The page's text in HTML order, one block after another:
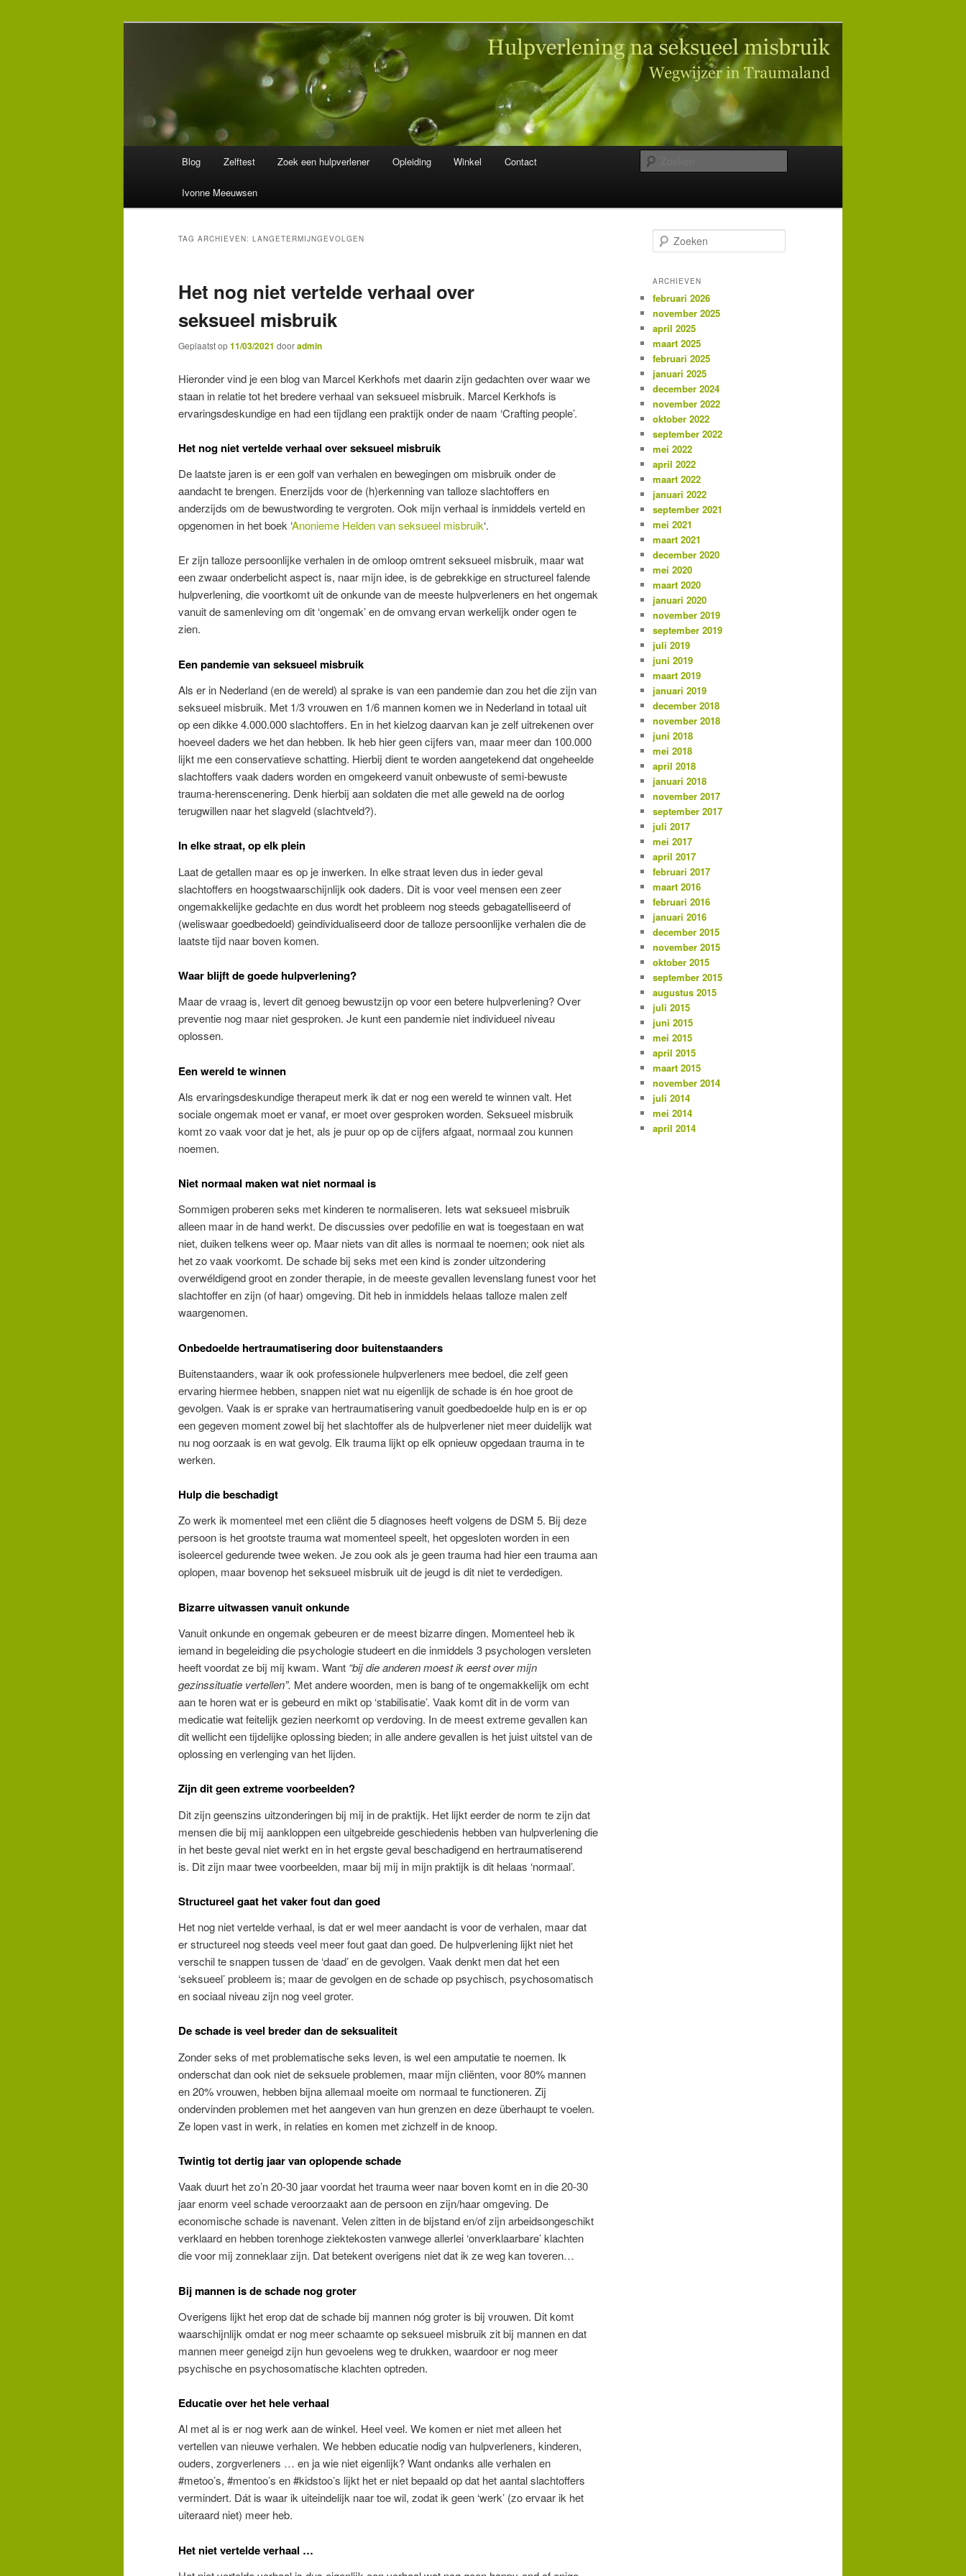
Hulpverlening na seksueel misbruik
Wegwijzer in Traumaland
Blog Zelftest Zoek een hulpverlener Opleiding Winkel Contact
Ivonne Meeuwsen
TAG ARCHIEVEN: LANGETERMIJNGEVOLGEN
Het nog niet vertelde verhaal over
seksueel misbruik
Geplaatst op11/03/2021 dooradmin
Hieronder vind je een blog van Marcel Kerkhofs met daarin zijn gedachten over waar we
staan in relatie tot het bredere verhaal van seksueel misbruik. Marcel Kerkhofs is
ervaringsdeskundige en had een tijdlang een praktijk onder de naam ‘Crafting people’.
Het nog niet vertelde verhaal over seksueel misbruik
De laatste jaren is er een golf van verhalen en bewegingen om misbruik onder de
aandacht te brengen. Enerzijds voor de (h)erkenning van talloze slachtoffers en
anderzijds om de bewustwording te vergroten. Ook mijn verhaal is inmiddels verteld en
opgenomen in het boek ‘Anonieme Helden van seksueel misbruik‘.
Er zijn talloze persoonlijke verhalen in de omloop omtrent seksueel misbruik, maar wat
een zwaar onderbelicht aspect is, naar mijn idee, is de gebrekkige en structureel falende
hulpverlening, die voortkomt uit de onkunde van de meeste hulpverleners en het ongemak
vanuit de samenleving om dit ‘ongemak’ en de omvang ervan werkelijk onder ogen te
zien.
Een pandemie van seksueel misbruik
Als er in Nederland (en de wereld) al sprake is van een pandemie dan zou het die zijn van
seksueel misbruik. Met 1/3 vrouwen en 1/6 mannen komen we in Nederland in totaal uit
op een dikke 4.000.000 slachtoffers. En in het kielzog daarvan kan je zelf uitrekenen over
hoeveel daders we het dan hebben. Ik heb hier geen cijfers van, maar meer dan 100.000
lijkt me een conservatieve schatting. Hierbij dient te worden aangetekend dat ongeheelde
slachtoffers vaak daders worden en omgekeerd vanuit onbewuste of semi-bewuste
trauma-herenscenering. Denk hierbij aan soldaten die met alle geweld na de oorlog
terugwillen naar het slagveld (slachtveld?).
In elke straat, op elk plein
Laat de getallen maar es op je inwerken. In elke straat leven dus in ieder geval
slachtoffers en hoogstwaarschijnlijk ook daders. Dit is voor veel mensen een zeer
ongemakkelijke gedachte en dus wordt het probleem nog steeds gebagatelliseerd of
(weliswaar goedbedoeld) geindividualiseerd door de talloze persoonlijke verhalen die de
laatste tijd naar boven komen.
Waar blijft de goede hulpverlening?
Maar de vraag is, levert dit genoeg bewustzijn op voor een betere hulpverlening? Over
preventie nog maar niet gesproken. Je kunt een pandemie niet individueel niveau
oplossen.
Een wereld te winnen
Als ervaringsdeskundige therapeut merk ik dat er nog een wereld te winnen valt. Het
sociale ongemak moet er vanaf, er moet over gesproken worden. Seksueel misbruik
komt zo vaak voor dat je het, als je puur op op de cijfers afgaat, normaal zou kunnen
noemen.
Niet normaal maken wat niet normaal is
Sommigen proberen seks met kinderen te normaliseren. Iets wat seksueel misbruik
alleen maar in de hand werkt. De discussies over pedofilie en wat is toegestaan en wat
niet, duiken telkens weer op. Maar niets van dit alles is normaal te noemen; ook niet als
het zo vaak voorkomt. De schade bij seks met een kind is zonder uitzondering
overwéldigend groot en zonder therapie, in de meeste gevallen levenslang funest voor het
slachtoffer en zijn (of haar) omgeving. Dit heb in inmiddels helaas talloze malen zelf
waargenomen.
Onbedoelde hertraumatisering door buitenstaanders
Buitenstaanders, waar ik ook professionele hulpverleners mee bedoel, die zelf geen
ervaring hiermee hebben, snappen niet wat nu eigenlijk de schade is én hoe groot de
gevolgen. Vaak is er sprake van hertraumatisering vanuit goedbedoelde hulp en is er op
een gegeven moment zowel bij het slachtoffer als de hulpverlener niet meer duidelijk wat
nu nog oorzaak is en wat gevolg. Elk trauma lijkt op elk opnieuw opgedaan trauma in te
werken.
Hulp die beschadigt
Zo werk ik momenteel met een cliënt die 5 diagnoses heeft volgens de DSM 5. Bij deze
persoon is het grootste trauma wat momenteel speelt, het opgesloten worden in een
isoleercel gedurende twee weken. Je zou ook als je geen trauma had hier een trauma aan
oplopen, maar bovenop het seksueel misbruik uit de jeugd is dit niet te verdedigen.
Bizarre uitwassen vanuit onkunde
Vanuit onkunde en ongemak gebeuren er de meest bizarre dingen. Momenteel heb ik
iemand in begeleiding die psychologie studeert en die inmiddels 3 psychologen versleten
heeft voordat ze bij mij kwam. Want “bij die anderen moest ik eerst over mijn
gezinssituatie vertellen”. Met andere woorden, men is bang of te ongemakkelijk om echt
aan te horen wat er is gebeurd en mikt op ‘stabilisatie’. Vaak komt dit in de vorm van
medicatie wat feitelijk gezien neerkomt op verdoving. In de meest extreme gevallen kan
dit wellicht een tijdelijke oplossing bieden; in alle andere gevallen is het juist uitstel van de
oplossing en verlenging van het lijden.
Zijn dit geen extreme voorbeelden?
Dit zijn geenszins uitzonderingen bij mij in de praktijk. Het lijkt eerder de norm te zijn dat
mensen die bij mij aankloppen een uitgebreide geschiedenis hebben van hulpverlening die
in het beste geval niet werkt en in het ergste geval beschadigend en hertraumatiserend
is. Dit zijn maar twee voorbeelden, maar bij mij in mijn praktijk is dit helaas ‘normaal’.
Structureel gaat het vaker fout dan goed
Het nog niet vertelde verhaal, is dat er wel meer aandacht is voor de verhalen, maar dat
er structureel nog steeds veel meer fout gaat dan goed. De hulpverlening lijkt niet het
verschil te snappen tussen de ‘daad’ en de gevolgen. Vaak denkt men dat het een
‘seksueel’ probleem is; maar de gevolgen en de schade op psychisch, psychosomatisch
en sociaal niveau zijn nog veel groter.
De schade is veel breder dan de seksualiteit
Zonder seks of met problematische seks leven, is wel een amputatie te noemen. Ik
onderschat dan ook niet de seksuele problemen, maar mijn cliënten, voor 80% mannen
en 20% vrouwen, hebben bijna allemaal moeite om normaal te functioneren. Zij
ondervinden problemen met het aangeven van hun grenzen en deze überhaupt te voelen.
Ze lopen vast in werk, in relaties en komen met zichzelf in de knoop.
Twintig tot dertig jaar van oplopende schade
Vaak duurt het zo’n 20-30 jaar voordat het trauma weer naar boven komt en in die 20-30
jaar enorm veel schade veroorzaakt aan de persoon en zijn/haar omgeving. De
economische schade is navenant. Velen zitten in de bijstand en/of zijn arbeidsongeschikt
verklaard en hebben torenhoge ziektekosten vanwege allerlei ‘onverklaarbare’ klachten
die voor mij zonneklaar zijn. Dat betekent overigens niet dat ik ze weg kan toveren…
Bij mannen is de schade nog groter
Overigens lijkt het erop dat de schade bij mannen nóg groter is bij vrouwen. Dit komt
waarschijnlijk omdat er nog meer schaamte op seksueel misbruik zit bij mannen en dat
mannen meer geneigd zijn hun gevoelens weg te drukken, waardoor er nog meer
psychische en psychosomatische klachten optreden.
Educatie over het hele verhaal
Al met al is er nog werk aan de winkel. Heel veel. We komen er niet met alleen het
vertellen van nieuwe verhalen. We hebben educatie nodig van hulpverleners, kinderen,
ouders, zorgverleners … en ja wie niet eigenlijk? Want ondanks alle verhalen en
#metoo’s, #mentoo’s en #kidstoo’s lijkt het er niet bepaald op dat het aantal slachtoffers
vermindert. Dát is waar ik uiteindelijk naar toe wil, zodat ik geen ‘werk’ (zo ervaar ik het
uiteraard niet) meer heb.
Het niet vertelde verhaal …
o
k
n
ARCHIEVEN
februari 2026
november 2025
april 2025
maart 2025
februari 2025
januari 2025
december 2024
november 2022
oktober 2022
september 2022
mei 2022
april 2022
maart 2022
januari 2022
september 2021
mei 2021
maart 2021
december 2020
mei 2020
maart 2020
januari 2020
november 2019
september 2019
juli 2019
juni 2019
maart 2019
januari 2019
december 2018
november 2018
juni 2018
mei 2018
april 2018
januari 2018
november 2017
september 2017
juli 2017
mei 2017
april 2017
februari 2017
maart 2016
februari 2016
januari 2016
december 2015
november 2015
oktober 2015
september 2015
augustus 2015
juli 2015
juni 2015
mei 2015
april 2015
maart 2015
november 2014
juli 2014
mei 2014
april 2014